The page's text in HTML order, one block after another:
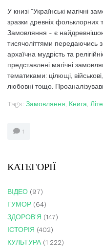
У книзі "Українські магічні
зразки древніх фольклорних
Замовляння - є
тисячоліттями передаючись
архаїчна мудрість та
представлені магічні
тематиками: цілющі,
любовні тощо.
Tags: Замовляння Книга
1
КАТЕГОРІЇ
ВІДЕО (97)
ГУМОР (64)
ЗДОРОВ'Я (147)
ІСТОРІЯ (402)
КУЛЬТУРА (1 222)